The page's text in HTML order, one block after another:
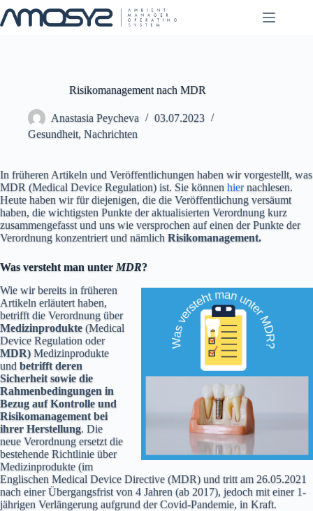
Inhalt
springen
Risikomanagement nach MDR
Anastasia Peycheva
03.07.2023
Gesundheit, Nachrichten
In früheren Artikeln und Veröffentlichungen haben wir vorgestellt, was
MDR (Medical Device Regulation) ist. Sie können hiernachlesen.
Heute haben wir für diejenigen, die die Veröffentlichung versäumt
haben, die wichtigsten Punkte der aktualisierten Verordnung kurz
zusammengefasst und uns wie versprochen auf einen der Punkte der
Verordnung konzentriert und nämlich Risikomanagement.
Was versteht man unter MDR?
Wie wir bereits in früheren
Artikeln erläutert haben,
betrifft die Verordnung über
Medizinprodukte (Medical
Device Regulation oder
MDR) Medizinprodukte
und betrifft deren
Sicherheit sowie die
Rahmenbedingungen in
Bezug auf Kontrolle und
Risikomanagement bei
ihrer Herstellung. Die
neue Verordnung ersetzt die
bestehende Richtlinie über
Medizinprodukte (im
Englischen Medical Device Directive (MDR) und tritt am 26.05.2021
nach einer Übergangsfrist von 4 Jahren (ab 2017), jedoch mit einer 1-
jährigen Verlängerung aufgrund der Covid-Pandemie, in Kraft.